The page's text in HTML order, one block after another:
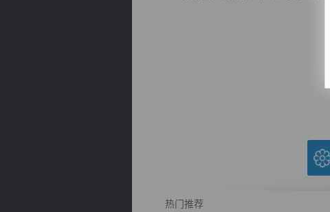
热门推荐